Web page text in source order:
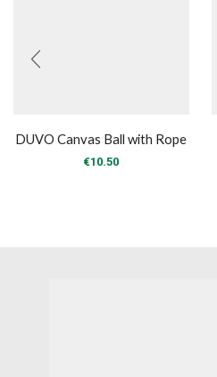
DUVO Canvas Ball with Rope
€10.50